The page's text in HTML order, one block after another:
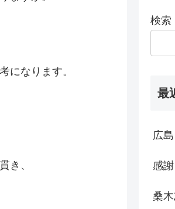
になります。
き、
検索
最
広
感
桑